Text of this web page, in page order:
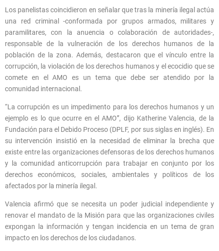
Los panelistas coincidieron en señalar que tras la minería ilegal actúa
una red criminal -conformada por grupos armados, militares y
paramilitares, con la anuencia o colaboración de autoridades-,
responsable de la vulneración de los derechos humanos de la
población de la zona. Además, destacaron que el vínculo entre la
corrupción, la violación de los derechos humanos y el ecocidio que se
comete en el AMO es un tema que debe ser atendido por la
comunidad internacional.
“La corrupción es un impedimento para los derechos humanos y un
ejemplo es lo que ocurre en el AMO”, dijo Katherine Valencia, de la
Fundación para el Debido Proceso (DPLF, por sus siglas en inglés). En
su intervención insistió en la necesidad de eliminar la brecha que
existe entre las organizaciones defensoras de los derechos humanos
y la comunidad anticorrupción para trabajar en conjunto por los
derechos económicos, sociales, ambientales y políticos de los
afectados por la minería ilegal.
Valencia afirmó que se necesita un poder judicial independiente y
renovar el mandato de la Misión para que las organizaciones civiles
expongan la información y tengan incidencia en un tema de gran
impacto en los derechos de los ciudadanos.